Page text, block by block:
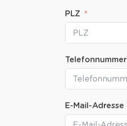
PLZ
Telefonnummer
E-Mail-Adresse